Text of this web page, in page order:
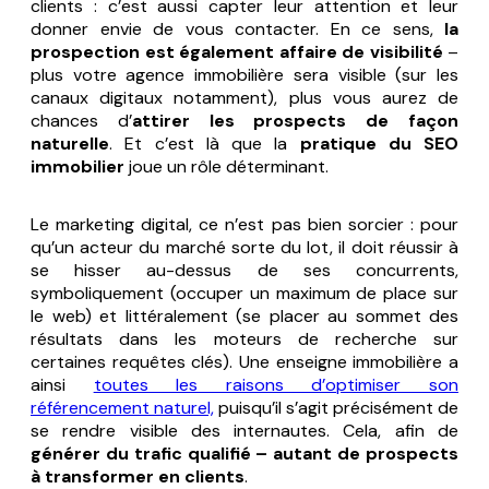
clients : c’est aussi capter leur attention et leur
donner envie de vous contacter. En ce sens, la
prospection est également affaire de visibilité –
plus votre agence immobilière sera visible (sur les
canaux digitaux notamment), plus vous aurez de
chances d’attirer les prospects de façon
naturelle. Et c’est là que la pratique du SEO
immobilier joue un rôle déterminant.
Le marketing digital, ce n’est pas bien sorcier : pour
qu’un acteur du marché sorte du lot, il doit réussir à
se hisser au-dessus de ses concurrents,
symboliquement (occuper un maximum de place sur
le web) et littéralement (se placer au sommet des
résultats dans les moteurs de recherche sur
certaines requêtes clés). Une enseigne immobilière a
ainsi toutes les raisons d’optimiser son
référencement naturel,puisqu’il s’agit précisément de
se rendre visible des internautes. Cela, afin de
générer du trafic qualifié – autant de prospects
à transformer en clients.